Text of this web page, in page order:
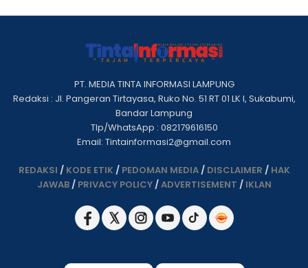
PT. MEDIA TINTA INFORMASI LAMPUNG
Redaksi : Jl. Pangeran Tirtayasa, Ruko No. 51 RT 01 LK I, Sukabumi,
Bandar Lampung
Tlp/WhatsApp : 082179616150
Email: Tintainformasi2@gmail.com
REDAKSI / KODE ETIK / PEDOMAN MEDIA/ DISCLAIMER / HAK
JAWAB/ PRIVACY POLICY/ADVERTISEMENT / IKLAN